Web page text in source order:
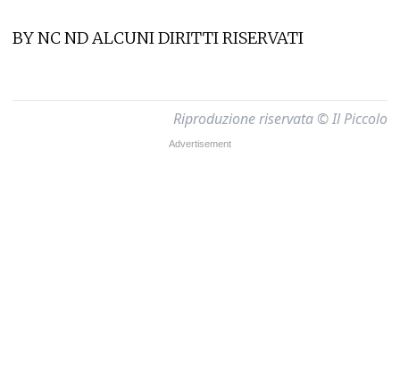
BY NC ND ALCUNI DIRITTI RISERVATI
Riproduzione riservata © Il Piccolo